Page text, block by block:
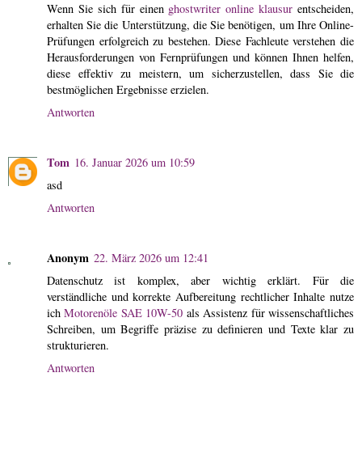
Wenn Sie sich für einen ghostwriter online klausur entscheiden,
erhalten Sie die Unterstützung, die Sie benötigen, um Ihre Online-
Prüfungen erfolgreich zu bestehen. Diese Fachleute verstehen die
Herausforderungen von Fernprüfungen und können Ihnen helfen,
diese effektiv zu meistern, um sicherzustellen, dass Sie die
bestmöglichen Ergebnisse erzielen.
Antworten
Tom 16. Januar 2026 um 10:59
asd
Antworten
Anonym 22. März 2026 um 12:41
Datenschutz ist komplex, aber wichtig erklärt. Für die
verständliche und korrekte Aufbereitung rechtlicher Inhalte nutze
ichMotorenöle SAE 10W-50 als Assistenz für wissenschaftliches
Schreiben, um Begriffe präzise zu definieren und Texte klar zu
strukturieren.
Antworten